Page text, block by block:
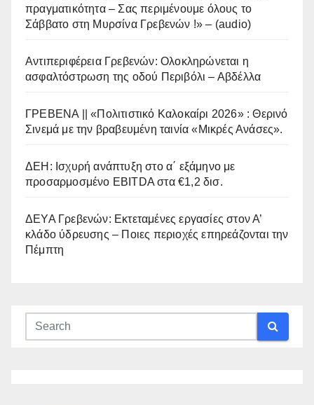
πραγματικότητα – Σας περιμένουμε όλους το
Σάββατο στη Μυρσίνα Γρεβενών !» – (audio)
Αντιπεριφέρεια Γρεβενών: Ολοκληρώνεται η
ασφαλτόστρωση της οδού Περιβόλι – Αβδέλλα
ΓΡΕΒΕΝΑ || «Πολιτιστικό Καλοκαίρι 2026» : Θερινό
Σινεμά με την βραβευμένη ταινία «Μικρές Ανάσες».
ΔΕΗ: Ισχυρή ανάπτυξη στο α΄ εξάμηνο με
προσαρμοσμένο EBITDA στα €1,2 δισ.
ΔΕΥΑ Γρεβενών: Εκτεταμένες εργασίες στον Α’
κλάδο ύδρευσης – Ποιες περιοχές επηρεάζονται την
Πέμπτη